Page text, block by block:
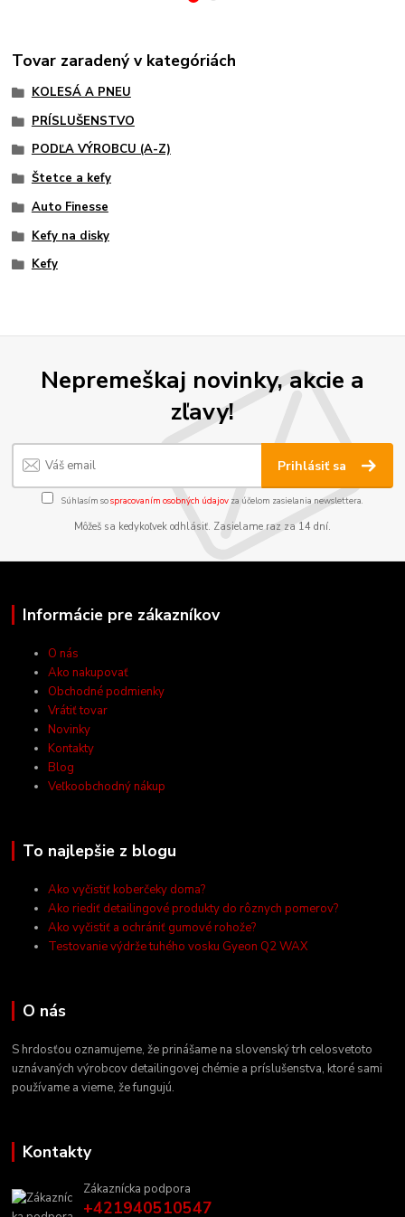
Tovar zaradený v kategóriách
KOLESÁ A PNEU
PRÍSLUŠENSTVO
PODĽA VÝROBCU (A-Z)
Štetce a kefy
Auto Finesse
Kefy na disky
Kefy
Nepremeškaj novinky, akcie a
zľavy!
Prihlásiť sa
Súhlasím sospracovaním osobných údajov za účelom zasielania newslettera.
Môžeš sa kedykoľvek odhlásiť. Zasielame raz za 14 dní.
Informácie pre zákazníkov
O nás
Ako nakupovať
Obchodné podmienky
Vrátiť tovar
Novinky
Kontakty
Blog
Veľkoobchodný nákup
To najlepšie z blogu
Ako vyčistiť koberčeky doma?
Ako riediť detailingové produkty do rôznych pomerov?
Ako vyčistiť a ochrániť gumové rohože?
Testovanie výdrže tuhého vosku Gyeon Q2 WAX
O nás
S hrdosťou oznamujeme, že prinášame na slovenský trh celosvetoto
uznávaných výrobcov detailingovej chémie a príslušenstva, ktoré sami
používame a vieme, že fungujú.
Kontakty
Zákaznícka podpora
+421940510547